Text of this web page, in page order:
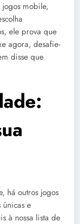
jogos mobile,
ele prova que
agora, desafie-
disse que
há outros jogos
e
à nossa lista de